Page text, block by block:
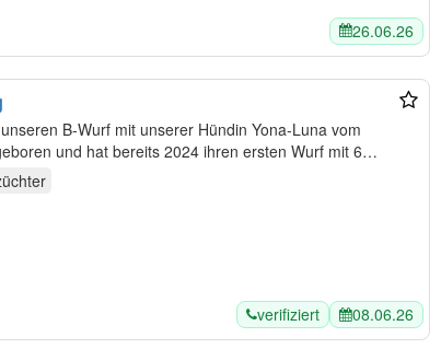
26.06.26
B-Wurf mit unserer Hündin Yona-Luna vom
und hat bereits 2024 ihren ersten Wurf mit 6
verifiziert 08.06.26